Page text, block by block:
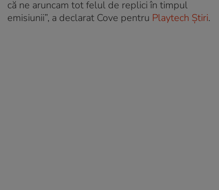
că ne aruncam tot felul de replici în timpul
emisiunii”, a declarat Cove pentru Playtech Știri.